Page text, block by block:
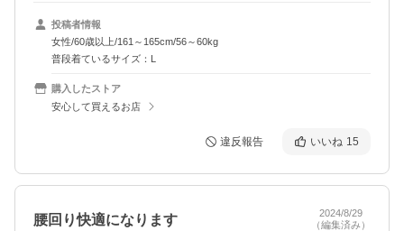
投稿者情報
女性/60歳以上/161～165cm/56～60kg
普段着ているサイズ：L
購入したストア
安心して買えるお店
違反報告 いいね 15
腰回り快適になります
2024/8/29
（編集済み）